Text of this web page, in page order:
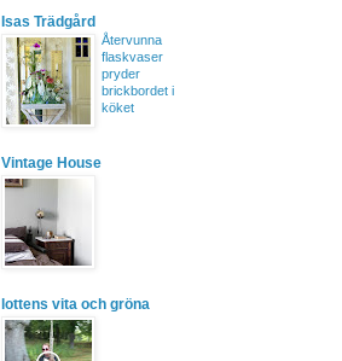
Isas Trädgård
Återvunna
flaskvaser
pryder
brickbordet i
köket
Vintage House
lottens vita och gröna